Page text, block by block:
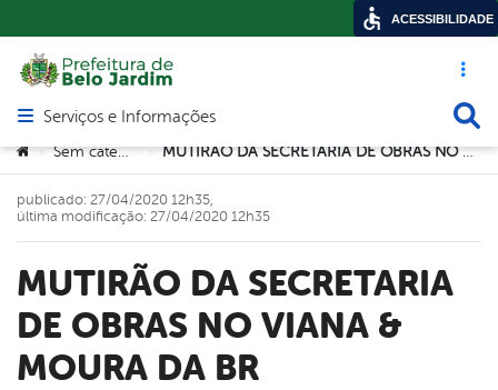
Acesso
Abrir menu principal de navegação
Serviços e Informações
Você está aqui:
> Sem categoria > MUTIRÃO DA SECRETARIA DE OBRAS NO VIANA & MOURA DA BR
MUTIRÃO DA SECRETARIA
DE OBRAS NO VIANA &
MOURA DA BR
publicado: 27/04/2020 12h35,
última modificação: 27/04/2020 12h35
ACESSIBILIDADE